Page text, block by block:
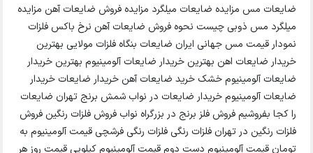
ضایعات مس مزایده ضایعات میلگرد مزایده فروش ضایعات آهن مزایده
میلگرد مس ذوبی چیست نحوه فروش ضایعات آهن نرخ باکس فلزات
نمودار قیمت مس جهانی ایران ضایعات بنگاه فلزات مولایی بهترین
خریدار ضایعات اهن بهترین خریدار ضایعات آلومینیوم بهترین خریدار
ضایعات آلومینیوم خشک خرید ضایعات آهن خریدار ضایعات خریدار
ضایعات آلومینیوم خریدار ضایعات در نواب شمش برنج تهران ضایعات
را کجا بفروشیم فروش فلز برنج در بزرگراه نواب فروش فلزات رنگین فروش
فلزات رنگین در تهران فلزات رنگی فلزات رنگی فرشچی قیمت آلومینیوم به
تومان قیمت آلومینیوم دست دوم قیمت آلومینیوم کیلویی قیمت روز هر